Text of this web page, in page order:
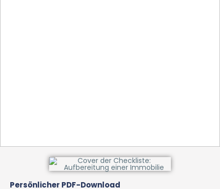
Persönlicher PDF-Download